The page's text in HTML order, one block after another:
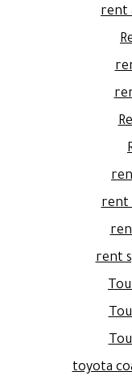
rent
rent
rent
toyota